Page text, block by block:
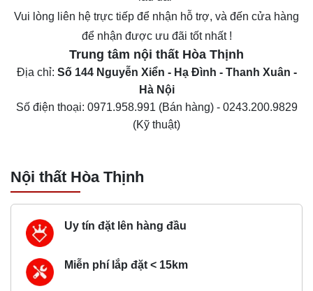
Vui lòng liên hệ trực tiếp để nhận hỗ trợ, và đến cửa hàng
để nhận được ưu đãi tốt nhất !
Trung tâm nội thất Hòa Thịnh
Địa chỉ: Số 144 Nguyễn Xiển - Hạ Đình - Thanh Xuân -
Hà Nội
Số điện thoại: 0971.958.991 (Bán hàng) - 0243.200.9829
(Kỹ thuật)
Nội thất Hòa Thịnh
Uy tín đặt lên hàng đầu
Miễn phí lắp đặt < 15km